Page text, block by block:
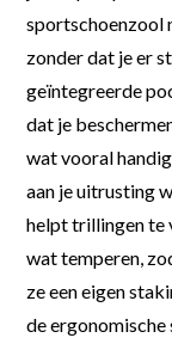
sportschoenzool
zonder dat je er
geïntegreerde
dat je
wat vooral
aan je uitrusting
helpt trillingen te
wat temperen,
ze een eigen
de